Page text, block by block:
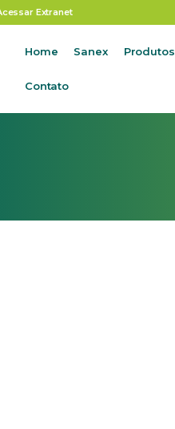
Extranet
Home Sanex Produtos
Contato